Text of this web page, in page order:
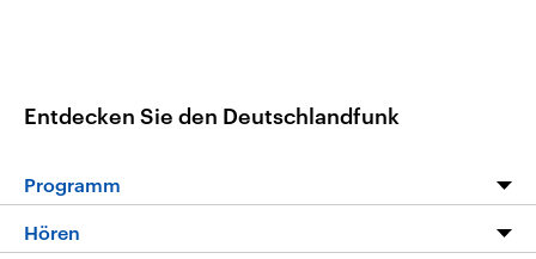
Entdecken Sie den Deutschlandfunk
Programm
Programm
Hören